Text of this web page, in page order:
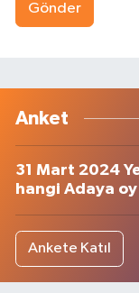
Gönder
Anket
31 Mart 2024
hangi Adaya
Ankete Katıl